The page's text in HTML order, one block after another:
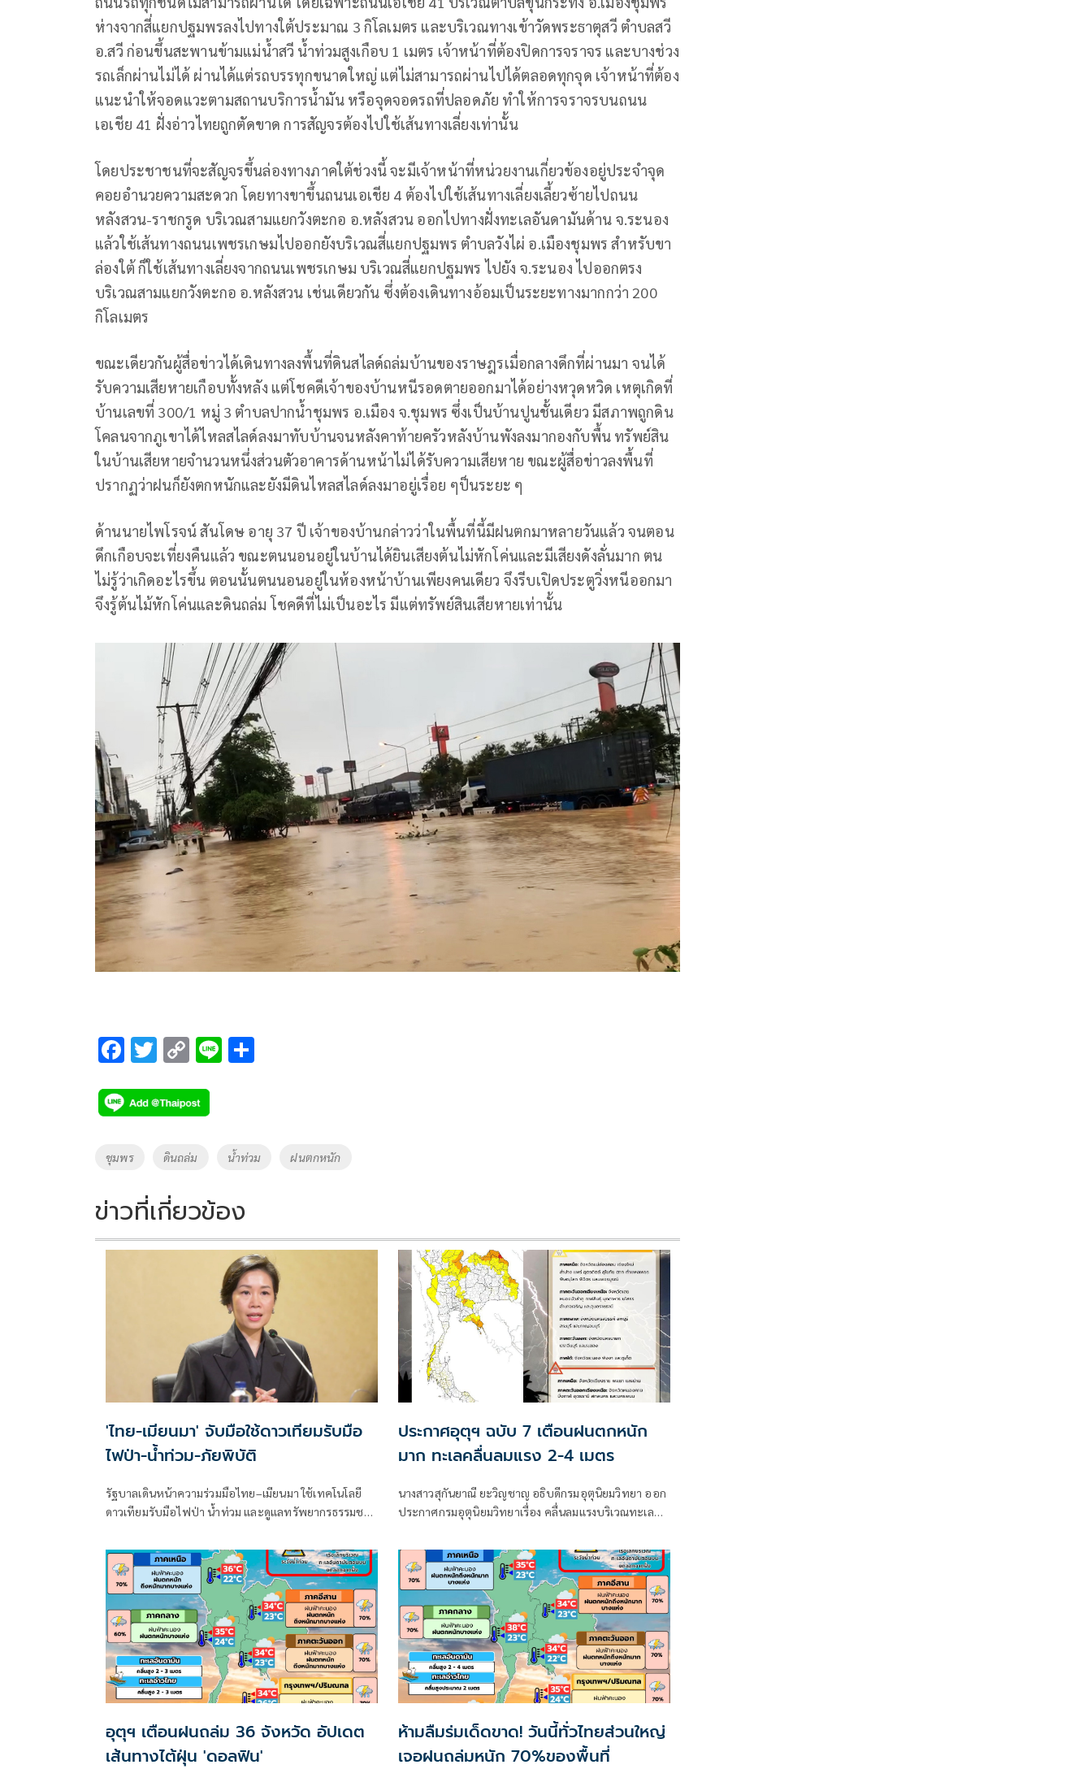
ห่างจากสี่แยกปฐมพรลงไปทางใต้ประมาณ 3 กิโลเมตร และบริเวณทางเข้าวัดพระธาตุสวี ตำบลสวี
อ.สวี ก่อนขึ้นสะพานข้ามแม่น้ำสวี น้ำท่วมสูงเกือบ 1 เมตร เจ้าหน้าที่ต้องปิดการจราจร และบางช่วง
รถเล็กผ่านไม่ได้ ผ่านได้แต่รถบรรทุกขนาดใหญ่ แต่ไม่สามารถผ่านไปได้ตลอดทุกจุด เจ้าหน้าที่ต้อง
แนะนำให้จอดแวะตามสถานบริการน้ำมัน หรือจุดจอดรถที่ปลอดภัย ทำให้การจราจรบนถนน
เอเชีย 41 ฝั่งอ่าวไทยถูกตัดขาด การสัญจรต้องไปใช้เส้นทางเลี่ยงเท่านั้น
โดยประชาชนที่จะสัญจรขึ้นล่องทางภาคใต้ช่วงนี้ จะมีเจ้าหน้าที่หน่วยงานเกี่ยวข้องอยู่ประจำจุด
คอยอำนวยความสะดวก โดยทางขาขึ้นถนนเอเชีย 4 ต้องไปใช้เส้นทางเลี่ยงเลี้ยวซ้ายไปถนน
หลังสวน-ราชกรูด บริเวณสามแยกวังตะกอ อ.หลังสวน ออกไปทางฝั่งทะเลอันดามันด้าน จ.ระนอง
แล้วใช้เส้นทางถนนเพชรเกษมไปออกยังบริเวณสี่แยกปฐมพร ตำบลวังไผ่ อ.เมืองชุมพร สำหรับขา
ล่องใต้ ก็ใช้เส้นทางเลี่ยงจากถนนเพชรเกษม บริเวณสี่แยกปฐมพร ไปยัง จ.ระนอง ไปออกตรง
บริเวณสามแยกวังตะกอ อ.หลังสวน เช่นเดียวกัน ซึ่งต้องเดินทางอ้อมเป็นระยะทางมากกว่า 200
กิโลเมตร
ขณะเดียวกันผู้สื่อข่าวได้เดินทางลงพื้นที่ดินสไลด์ถล่มบ้านของราษฎรเมื่อกลางดึกที่ผ่านมา จนได้
รับความเสียหายเกือบทั้งหลัง แต่โชคดีเจ้าของบ้านหนีรอดตายออกมาได้อย่างหวุดหวิด เหตุเกิดที่
บ้านเลขที่ 300/1 หมู่ 3 ตำบลปากน้ำชุมพร อ.เมือง จ.ชุมพร ซึ่งเป็นบ้านปูนชั้นเดียว มีสภาพถูกดิน
โคลนจากภูเขาได้ไหลสไลด์ลงมาทับบ้านจนหลังคาท้ายครัวหลังบ้านพังลงมากองกับพื้น ทรัพย์สิน
ในบ้านเสียหายจำนวนหนึ่งส่วนตัวอาคารด้านหน้าไม่ได้รับความเสียหาย ขณะผู้สื่อข่าวลงพื้นที่
ปรากฏว่าฝนก็ยังตกหนักและยังมีดินไหลสไลด์ลงมาอยู่เรื่อย ๆป็นระยะ ๆ
ด้านนายไพโรจน์ สันโดษ อายุ 37 ปี เจ้าของบ้านกล่าวว่าในพื้นที่นี้มีฝนตกมาหลายวันแล้ว จนตอน
ดึกเกือบจะเที่ยงคืนแล้ว ขณะตนนอนอยู่ในบ้านได้ยินเสียงต้นไม่หักโค่นและมีเสียงดังลั่นมาก ตน
ไม่รู้ว่าเกิดอะไรขึ้น ตอนนั้นตนนอนอยู่ในห้องหน้าบ้านเพียงคนเดียว จึงรีบเปิดประตูวิ่งหนีออกมา
จึงรู้ต้นไม้หักโค่นและดินถล่ม โชคดีที่ไม่เป็นอะไร มีแต่ทรัพย์สินเสียหายเท่านั้น
F
e
b
o
k
T
tt
er
C
p
y
Li
k
Li
Tags
ชุมพร ดินถล่ม น้ำท่วม ฝนตกหนัก
ข่าวที่เกี่ยวข้อง
'ไทย-เมียนมา' จับมือใช้ดาวเทียมรับมือ
ไฟป่า-น้ำท่วม-ภัยพิบัติ
รัฐบาลเดินหน้าความร่วมมือไทย–เมียนมา ใช้เทคโนโลยี
ดาวเทียมรับมือไฟป่า น้ำท่วม และดูแลทรัพยากรธรรมชาติ
กัน
ประกาศอุตุฯ ฉบับ 7 เตือนฝนตกหนัก
มาก ทะเลคลื่นลมแรง 2-4 เมตร
นางสาวสุกันยาณี ยะวิญชาญ อธิบดีกรมอุตุนิยมวิทยา ออก
ประกาศกรมอุตุนิยมวิทยาเรื่อง คลื่นลมแรงบริเวณทะเล
หนักมากบริเวณประเทศไทย
อุตุฯ เตือนฝนถล่ม 36 จังหวัด อัปเดต
เส้นทางไต้ฝุ่น 'ดอลฟิน'
ห้ามลืมร่มเด็ดขาด! วันนี้ทั่วไทยส่วนใหญ่
เจอฝนถล่มหนัก 70%ของพื้นที่